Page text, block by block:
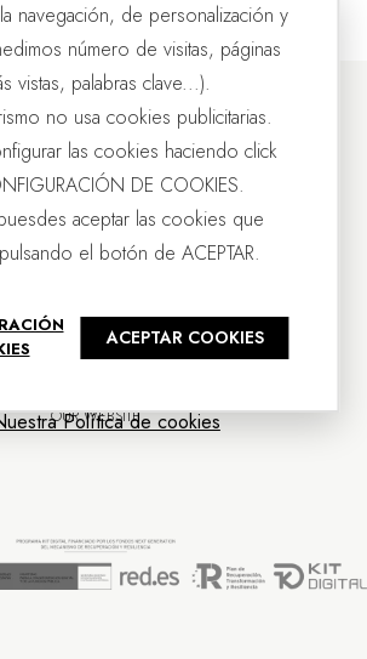
OUR COMPANY
CUSTOMER SERVICE
OUR WEBSITE
navegación, de personalización y
número de visitas, páginas
vistas, palabras clave...).
no usa cookies publicitarias.
las cookies haciendo click
DE COOKIES.
aceptar las cookies que
el botón de ACEPTAR.
ACEPTAR COOKIES
Política de cookies